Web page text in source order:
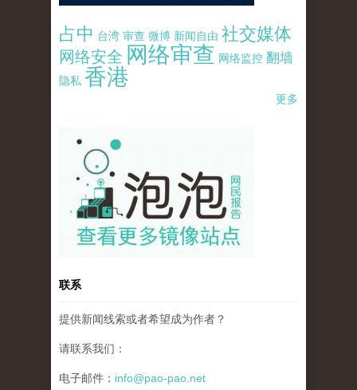
占中 台湾 审查 微博 新闻自由 社交媒体
网络安全 网络审查 网络监控 翻墙
隐私 香港
更多
pao-pao-banner-mirror-site-120814.jpg
联系
提供新闻线索或者希望成为作者？
请联系我们：
电子邮件： info@pao-pao.net